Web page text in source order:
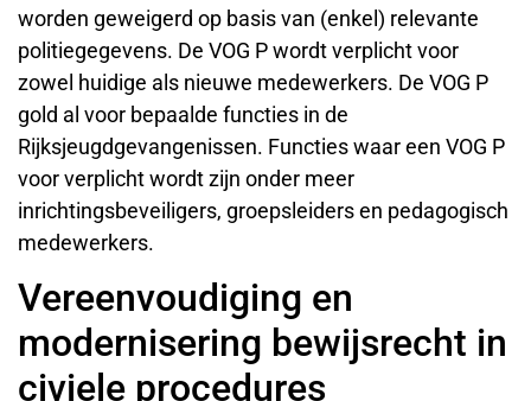
worden geweigerd op basis van (enkel) relevante
politiegegevens. De VOG P wordt verplicht voor
zowel huidige als nieuwe medewerkers. De VOG P
gold al voor bepaalde functies in de
Rijksjeugdgevangenissen. Functies waar een VOG P
voor verplicht wordt zijn onder meer
inrichtingsbeveiligers, groepsleiders en pedagogisch
medewerkers.
Vereenvoudiging en
modernisering bewijsrecht in
civiele procedures